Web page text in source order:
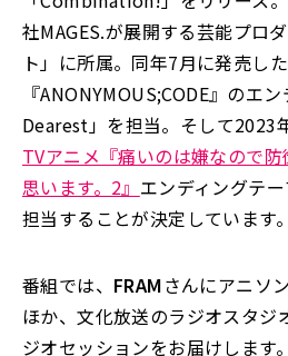
社MAGES.が展開する芸能プロ
ト」に所属。同年7月に発売し
『ANONYMOUS;CODE』のエ
Dearest」を担当。そして2023
TVアニメ『痛いのは嫌なので
思います。2』 エンディングテ
担当することが決定しています。
番組では、 FRAMさんにアニソ
ほか、文化放送のラジオスタジ
ジオセッションをお届けします